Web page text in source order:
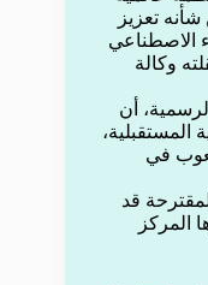
تعزيز
الاصطناعي
وكالة
أن
المستقبلية،
في
قد
المركز